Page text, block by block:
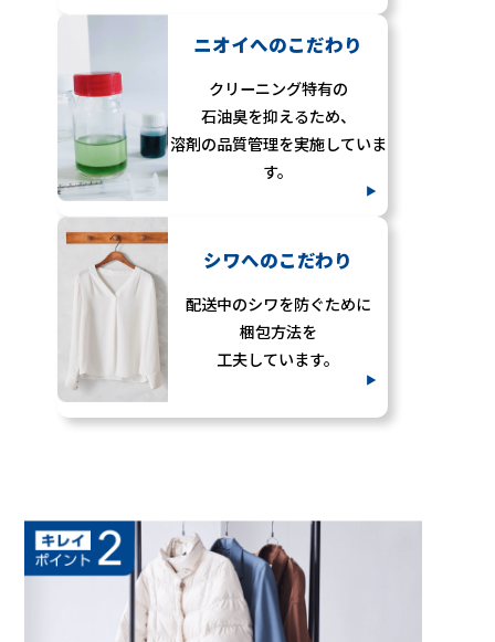
ニオイへのこだわり
クリーニング特有の
石油臭を抑えるため、
溶剤の品質管理を実施していま
す。
シワへのこだわり
配送中のシワを防ぐために
梱包方法を
工夫しています。